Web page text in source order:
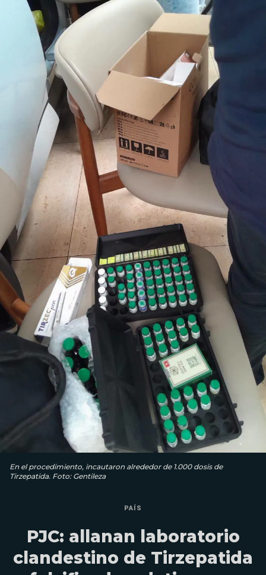
En el procedimiento, incautaron alrededor de 1.000 dosis de
Tirzepatida. Foto: Gentileza
PAÍS
PJC: allanan laboratorio
clandestino de Tirzepatida